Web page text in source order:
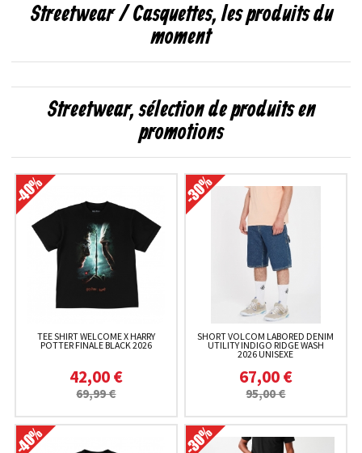
Streetwear / Casquettes, les produits du
moment
Streetwear, sélection de produits en
promotions
TEE SHIRT WELCOME X HARRY
POTTER FINALE BLACK 2026
42,00 €
69,99 €
SHORT VOLCOM LABORED DENIM
UTILITY INDIGO RIDGE WASH
2026 UNISEXE
67,00 €
95,00 €